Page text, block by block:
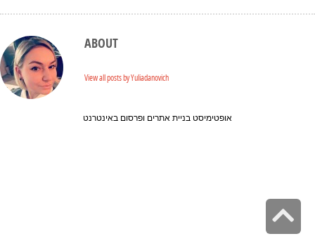
ABOUT
View all posts by Yuliadanovich
אופטימיסט בניית אתרים ופרסום באינטרנט
to